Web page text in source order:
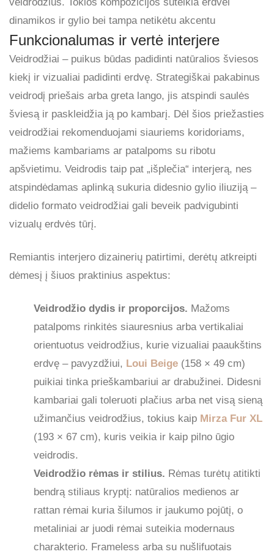
dinamikos ir gylio bei tampa netikėtu akcentu
Funkcionalumas ir vertė interjere
Veidrodžiai – puikus būdas padidinti natūralios šviesos
kiekį ir vizualiai padidinti erdvę. Strategiškai pakabinus
veidrodį priešais arba greta lango, jis atspindi saulės
šviesą ir paskleidžia ją po kambarį. Dėl šios priežasties
veidrodžiai rekomenduojami siauriems koridoriams,
mažiems kambariams ar patalpoms su ribotu
apšvietimu. Veidrodis taip pat „išplečia“ interjerą, nes
atspindėdamas aplinką sukuria didesnio gylio iliuziją –
didelio formato veidrodžiai gali beveik padvigubinti
vizualų erdvės tūrį.
Remiantis interjero dizainerių patirtimi, derėtų atkreipti
dėmesį į šiuos praktinius aspektus:
Veidrodžio dydis ir proporcijos. Mažoms
patalpoms rinkitės siauresnius arba vertikaliai
orientuotus veidrodžius, kurie vizualiai paaukštins
erdvę – pavyzdžiui, Loui Beige (158 × 49 cm)
puikiai tinka prieškambariui ar drabužinei. Didesni
kambariai gali toleruoti plačius arba net visą sieną
užimančius veidrodžius, tokius kaip Mirza Fur XL
(193 × 67 cm), kuris veikia ir kaip pilno ūgio
veidrodis.
Veidrodžio rėmas ir stilius. Rėmas turėtų atitikti
bendrą stiliaus kryptį: natūralios medienos ar
rattan rėmai kuria šilumos ir jaukumo pojūtį, o
metaliniai ar juodi rėmai suteikia modernaus
charakterio. Frameless arba su nušlifuotais